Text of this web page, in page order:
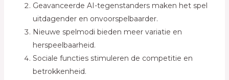
Geavanceerde AI-tegenstanders maken het spel
uitdagender en onvoorspelbaarder.
Nieuwe spelmodi bieden meer variatie en
herspeelbaarheid.
Sociale functies stimuleren de competitie en
betrokkenheid.